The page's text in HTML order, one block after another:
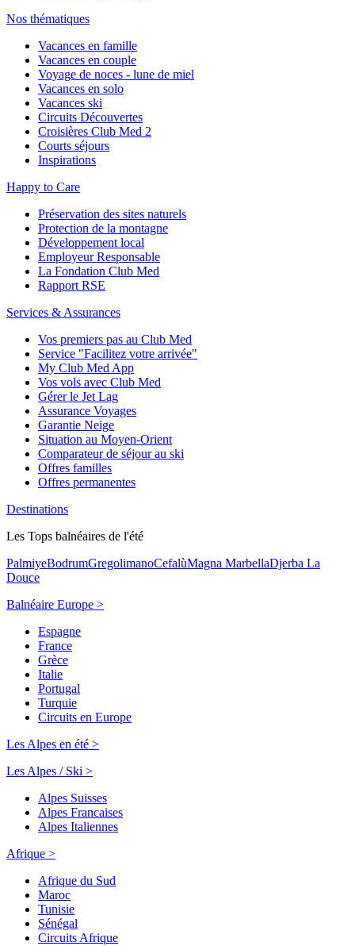
Nos thématiques
Vacances en famille
Vacances en couple
Voyage de noces - lune de miel
Vacances en solo
Vacances ski
Circuits Découvertes
Croisières Club Med 2
Courts séjours
Inspirations
Happy to Care
Préservation des sites naturels
Protection de la montagne
Développement local
Employeur Responsable
La Fondation Club Med
Rapport RSE
Services & Assurances
Vos premiers pas au Club Med
Service "Facilitez votre arrivée"
My Club Med App
Vos vols avec Club Med
Gérer le Jet Lag
Assurance Voyages
Garantie Neige
Situation au Moyen-Orient
Comparateur de séjour au ski
Offres familles
Offres permanentes
Destinations
Les Tops balnéaires de l'été
PalmiyeBodrumGregolimanoCefalùMagna MarbellaDjerba La
Douce
Balnéaire Europe >
Espagne
France
Grèce
Italie
Portugal
Turquie
Circuits en Europe
Les Alpes en été >
Les Alpes / Ski >
Alpes Suisses
Alpes Francaises
Alpes Italiennes
Afrique >
Afrique du Sud
Maroc
Tunisie
Sénégal
Circuits Afrique